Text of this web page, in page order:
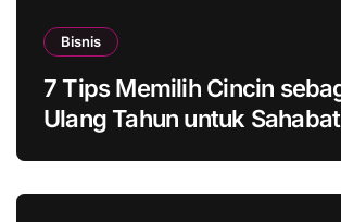
Bisnis
7 Tips Memilih Cincin
Ulang Tahun untuk Sahabat